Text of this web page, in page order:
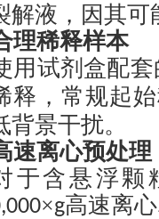
解液，因其可
理稀释样本
用试剂盒配套
释，常规起
背景干扰。
速离心预处理
于含悬浮颗
×g高速离心